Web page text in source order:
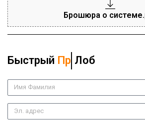
Брошюра о
Быстрый Предложение